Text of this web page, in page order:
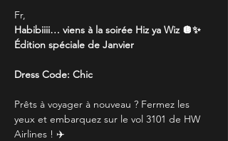
Fr,
Habibiiii… viens à la soirée Hiz ya Wiz 🪩✨
Édition spéciale de Janvier
Dress Code: Chic
Prêts à voyager à nouveau ? Fermez les
yeux et embarquez sur le vol 3101 de HW
Airlines ! ✈️